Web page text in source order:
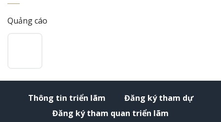
Quảng cáo
Thông tin triển lãm
Đăng ký tham dự
Đăng ký tham quan triển lãm